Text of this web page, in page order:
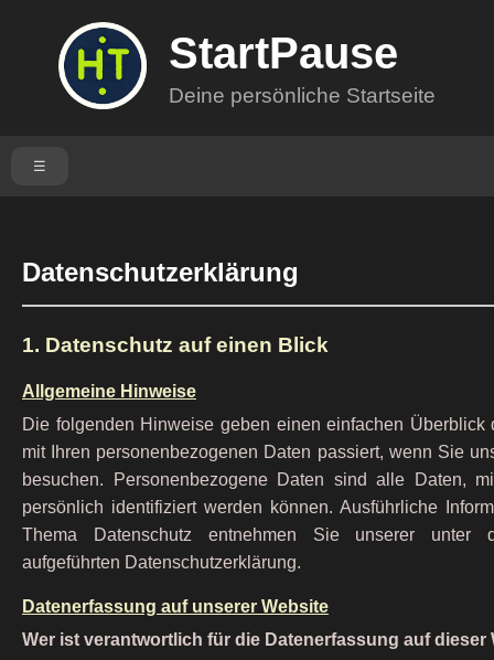
StartPause
Deine persönliche Startseite
☰
Datenschutzerklärung
1. Datenschutz auf einen Blick
Allgemeine Hinweise
Die folgenden Hinweise geben einen einfachen Überblick
mit Ihren personenbezogenen Daten passiert, wenn Sie
besuchen. Personenbezogene Daten sind alle Daten,
persönlich identifiziert werden können. Ausführliche
Thema Datenschutz entnehmen Sie unserer unter
aufgeführten Datenschutzerklärung.
Datenerfassung auf unserer Website
Wer ist verantwortlich für die Datenerfassung auf dieser